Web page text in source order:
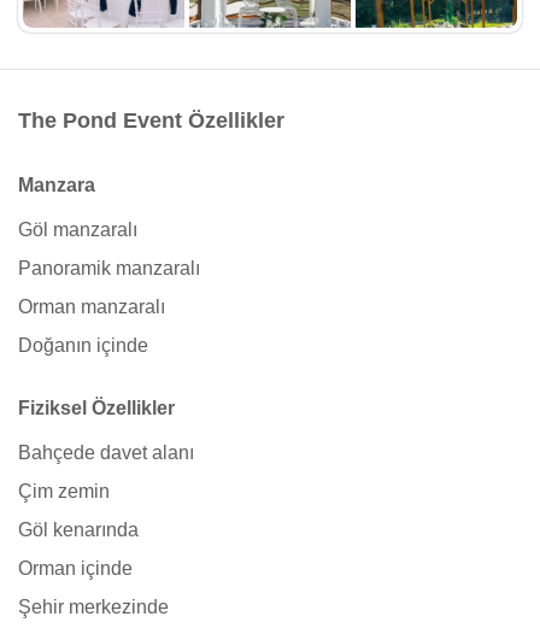
The Pond Event Özellikler
Manzara
Göl manzaralı
Panoramik manzaralı
Orman manzaralı
Doğanın içinde
Fiziksel Özellikler
Bahçede davet alanı
Çim zemin
Göl kenarında
Orman içinde
Şehir merkezinde